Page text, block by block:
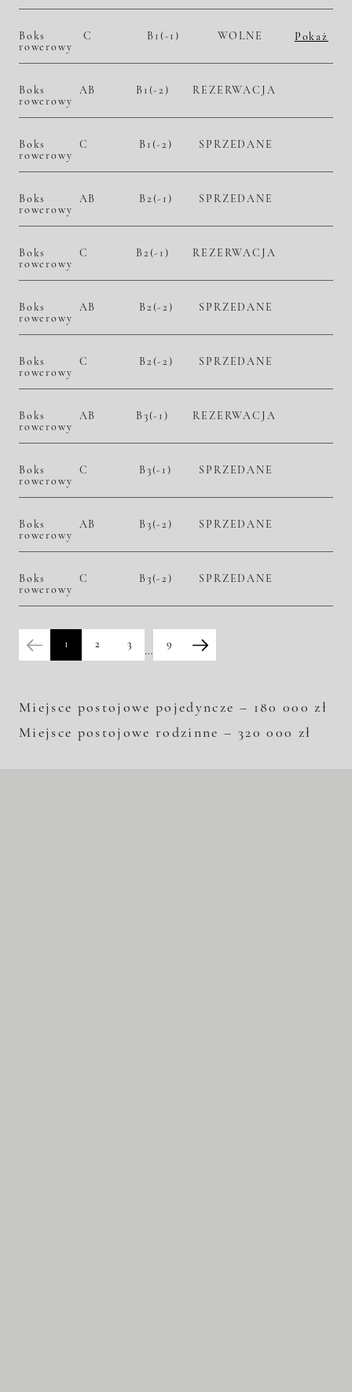
Boks
rowerowy
C B1(-1) WOLNE
Pokaż
Boks
rowerowy
AB B1(-2) REZERWACJA
Boks
rowerowy
C B1(-2) SPRZEDANE
Boks
rowerowy
AB B2(-1) SPRZEDANE
Boks
rowerowy
C B2(-1) REZERWACJA
Boks
rowerowy
AB B2(-2) SPRZEDANE
Boks
rowerowy
C B2(-2) SPRZEDANE
Boks
rowerowy
AB B3(-1) REZERWACJA
Boks
rowerowy
C B3(-1) SPRZEDANE
Boks
rowerowy
AB B3(-2) SPRZEDANE
Boks
rowerowy
C B3(-2) SPRZEDANE
1 2 3
…
9
Miejsce postojowe pojedyncze – 180 000 zł
Miejsce postojowe rodzinne – 320 000 zł